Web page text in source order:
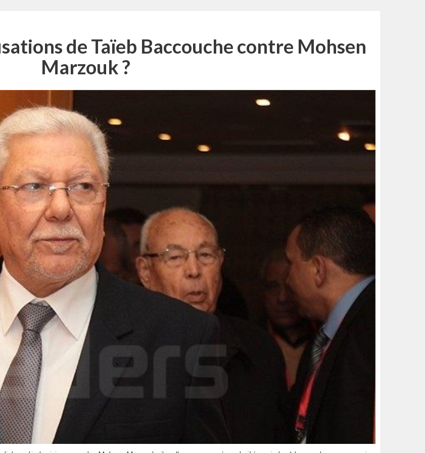
de Taïeb Baccouche contre Mohsen
Marzouk ?